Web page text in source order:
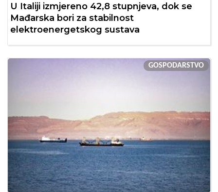
U Italiji izmjereno 42,8 stupnjeva, dok se
Mađarska bori za stabilnost
elektroenergetskog sustava
GOSPODARSTVO